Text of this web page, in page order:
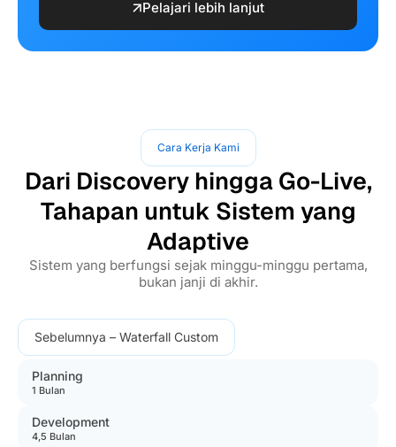
Pelajari lebih lanjut
Cara Kerja Kami
Dari Discovery hingga Go-Live,
Tahapan untuk Sistem yang
Adaptive
Sistem yang berfungsi sejak minggu-minggu pertama,
bukan janji di akhir.
Sebelumnya – Waterfall Custom
Planning
1 Bulan
Development
4,5 Bulan